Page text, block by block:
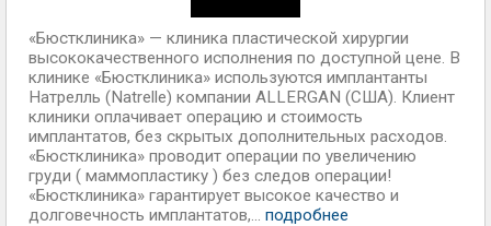
«Бюстклиника» — клиника пластической хирургии
высококачественного исполнения по доступной цене. В
клинике «Бюстклиника» используются имплантанты
Натрелль (Natrelle) компании ALLERGAN (США). Клиент
клиники оплачивает операцию и стоимость
имплантатов, без скрытых дополнительных расходов.
«Бюстклиника» проводит операции по увеличению
груди ( маммопластику ) без следов операции!
«Бюстклиника» гарантирует высокое качество и
долговечность имплантатов,... подробнее